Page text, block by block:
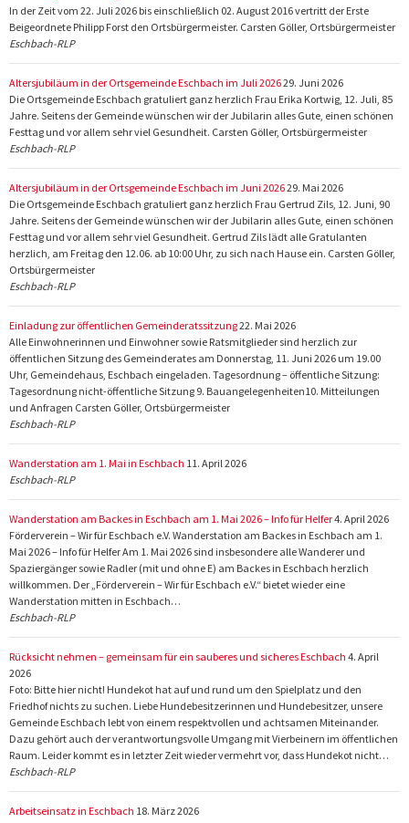
In der Zeit vom 22. Juli 2026 bis einschließlich 02. August 2016 vertritt der Erste
Beigeordnete Philipp Forst den Ortsbürgermeister. Carsten Göller, Ortsbürgermeister
Eschbach-RLP
Altersjubiläum in der Ortsgemeinde Eschbach im Juli 202629. Juni 2026
Die Ortsgemeinde Eschbach gratuliert ganz herzlich Frau Erika Kortwig, 12. Juli, 85
Jahre. Seitens der Gemeinde wünschen wir der Jubilarin alles Gute, einen schönen
Festtag und vor allem sehr viel Gesundheit. Carsten Göller, Ortsbürgermeister
Eschbach-RLP
Altersjubiläum in der Ortsgemeinde Eschbach im Juni 202629. Mai 2026
Die Ortsgemeinde Eschbach gratuliert ganz herzlich Frau Gertrud Zils, 12. Juni, 90
Jahre. Seitens der Gemeinde wünschen wir der Jubilarin alles Gute, einen schönen
Festtag und vor allem sehr viel Gesundheit. Gertrud Zils lädt alle Gratulanten
herzlich, am Freitag den 12.06. ab 10:00 Uhr, zu sich nach Hause ein. Carsten Göller,
Ortsbürgermeister
Eschbach-RLP
Einladung zur öffentlichen Gemeinderatssitzung22. Mai 2026
Alle Einwohnerinnen und Einwohner sowie Ratsmitglieder sind herzlich zur
öffentlichen Sitzung des Gemeinderates am Donnerstag, 11. Juni 2026 um 19.00
Uhr, Gemeindehaus, Eschbach eingeladen. Tagesordnung – öffentliche Sitzung:
Tagesordnung nicht-öffentliche Sitzung 9. Bauangelegenheiten10. Mitteilungen
und Anfragen Carsten Göller, Ortsbürgermeister
Eschbach-RLP
Wanderstation am 1. Mai in Eschbach 11. April 2026
Eschbach-RLP
Wanderstation am Backes in Eschbach am 1. Mai 2026 – Info für Helfer4. April 2026
Förderverein – Wir für Eschbach e.V. Wanderstation am Backes in Eschbach am 1.
Mai 2026 – Info für Helfer Am 1. Mai 2026 sind insbesondere alle Wanderer und
Spaziergänger sowie Radler (mit und ohne E) am Backes in Eschbach herzlich
willkommen. Der „Förderverein – Wir für Eschbach e.V.“ bietet wieder eine
Wanderstation mitten in Eschbach…
Eschbach-RLP
Rücksicht nehmen – gemeinsam für ein sauberes und sicheres Eschbach 4. April
2026
Foto: Bitte hier nicht! Hundekot hat auf und rund um den Spielplatz und den
Friedhof nichts zu suchen. Liebe Hundebesitzerinnen und Hundebesitzer, unsere
Gemeinde Eschbach lebt von einem respektvollen und achtsamen Miteinander.
Dazu gehört auch der verantwortungsvolle Umgang mit Vierbeinern im öffentlichen
Raum. Leider kommt es in letzter Zeit wieder vermehrt vor, dass Hundekot nicht…
Eschbach-RLP
Arbeitseinsatz in Eschbach 18. März 2026